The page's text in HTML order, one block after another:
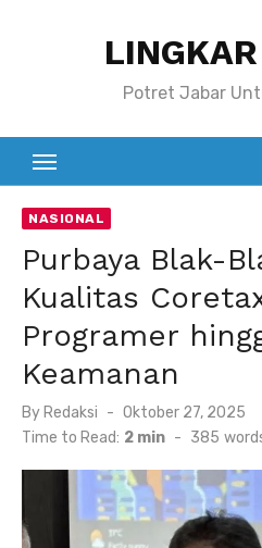
Potret Jabar
NASIONAL
Purbaya Blak-
Kualitas
Programer
Keamanan
By Redaksi
Posted
on
Oktober 27, 2025
Time to Read: 2 min - 385